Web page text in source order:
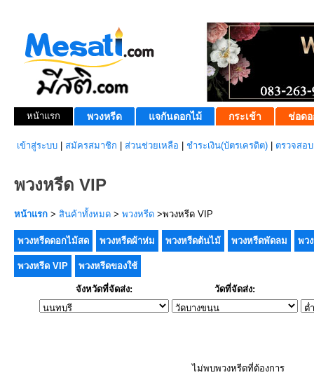
หน้าแรก พวงหรีด แจกันดอกไม้ กระเช้า ช่อดอ
เข้าสู่ระบบ สมัครสมาชิก ส่วนช่วยเหลือ ชำระเงิน(บัตรเครดิต) ตรวจสอ
พวงหรีด VIP
หน้าแรก > สินค้าทั้งหมด > พวงหรีด >พวงหรีด VIP
พวงหรีดดอกไม้สด พวงหรีดผ้าห่ม พวงหรีดต้นไม้ พวงหรีดพัดลม พว
พวงหรีด VIP พวงหรีดของใช้
จังหวัดที่จัดส่ง: วัดที่จัดส่ง:
ไม่พบพวงหรีดที่ต้องการ